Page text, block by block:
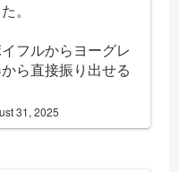
。
フルからヨーグレ
ら直接振り出せる
31, 2025